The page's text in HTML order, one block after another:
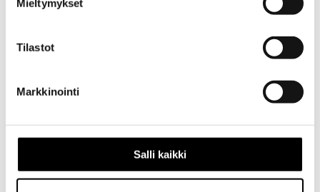
Mieltymykset
Tilastot
Markkinointi
Salli kaikki
dieselmoottoreissa
sekoittaa
dieselpolttoaineiden
ja
suodattimen